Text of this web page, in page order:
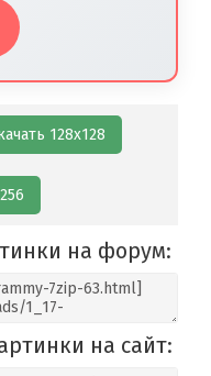
128х128
на форум:
на сайт: